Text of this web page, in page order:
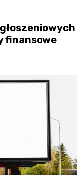
finansowe